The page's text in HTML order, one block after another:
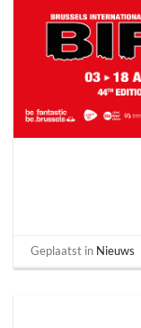
Geplaatst in Nieuws